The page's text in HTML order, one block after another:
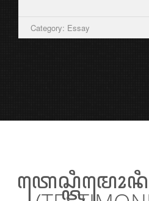
Category: Essay